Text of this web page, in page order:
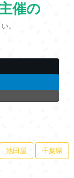
催の
。
池田屋 千葉県